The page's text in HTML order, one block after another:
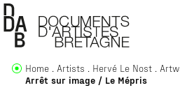
Home Artists Hervé Le Nost
Arrêt sur image / Le Mépris